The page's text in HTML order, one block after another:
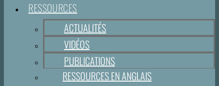
RESSOURCES
ACTUALITÉS
VIDÉOS
PUBLICATIONS
RESSOURCES EN ANGLAIS